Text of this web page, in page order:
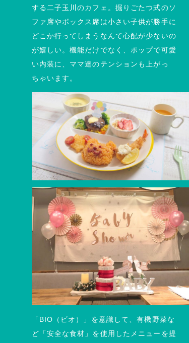
する二子玉川のカフェ。掘りごたつ式のソ
ファ席やボックス席は小さい子供が勝手に
どこか行ってしまうなんて心配が少ないの
が嬉しい。機能だけでなく、ポップで可愛
い内装に、ママ達のテンションも上がっ
ちゃいます。
「BIO（ビオ）」を意識して、有機野菜な
ど「安全な食材」を使用したメニューを提